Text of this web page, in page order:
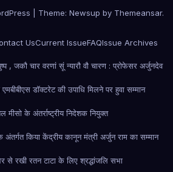
Theme: Newsup by Themeansar.
UsCurrent IssueFAQIssue Archives
, जकौ चार वरणां सूं न्यारौ वौ चारण : प्रोफेसर अर्जुनदेव
डॉक्टरेट की उपाधि मिलने पर हुवा सम्मान
मीसो के अंतर्राष्ट्रीय निदेशक नियुक्त
अंतर्गत किया केंद्रीय कानून मंत्री अर्जुन राम का सम्मान
से रखी रतन टाटा के लिए श्रद्धांजलि सभा